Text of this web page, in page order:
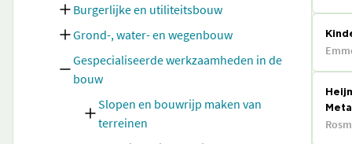
Burgerlijke en utiliteitsbouw
Grond-, water- en wegenbouw
Gespecialiseerde werkzaamheden in de
bouw
Slopen en bouwrijp maken van
terreinen